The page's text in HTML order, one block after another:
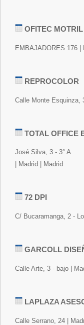
OFITEC MOTRIL
EMBAJADORES 176 |
REPROCOLOR
Calle Monte Esquinza,
TOTAL OFFICE
José Silva, 3 - 3° A
| Madrid | Madrid
72 DPI
C/ Bucaramanga, 2 -
GARCOLL
Calle Arte, 3 - bajo |
LAPLAZA
Calle Serrano, 24 |